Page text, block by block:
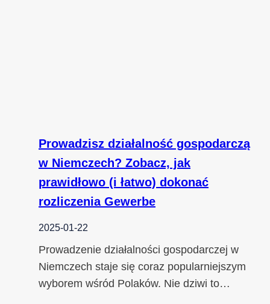
Prowadzisz działalność gospodarczą
w Niemczech? Zobacz, jak
prawidłowo (i łatwo) dokonać
rozliczenia Gewerbe
2025-01-22
Prowadzenie działalności gospodarczej w
Niemczech staje się coraz popularniejszym
wyborem wśród Polaków. Nie dziwi to…